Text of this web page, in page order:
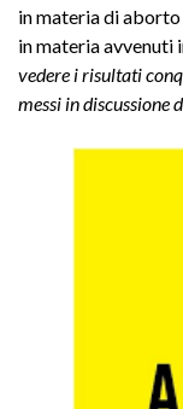
in materia di aborto
in materia avvenuti
vedere i risultati
messi in discussione